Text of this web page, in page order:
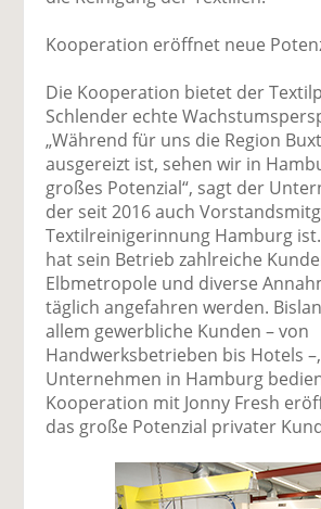
Kooperation eröffnet neue
Die Kooperation bietet der
Schlender echte
„Während für uns die Region
ausgereizt ist, sehen wir in
großes Potenzial“, sagt der
der seit 2016 auch
Textilreinigerinnung Hamburg
hat sein Betrieb zahlreiche
Elbmetropole und diverse
täglich angefahren werden.
allem gewerbliche Kunden – von
Handwerksbetrieben bis Hotels
Unternehmen in Hamburg
Kooperation mit Jonny Fresh
das große Potenzial privater